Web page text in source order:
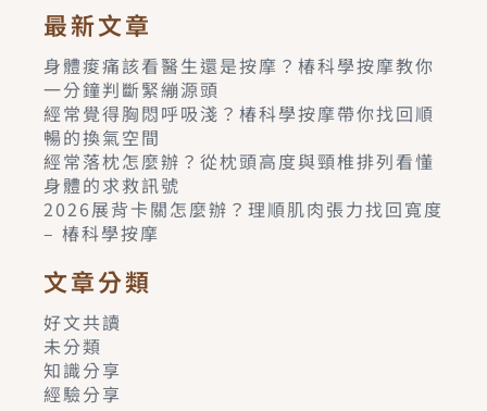
最新文章
身體痠痛該看醫生還是按摩？椿科學按摩教你
一分鐘判斷緊繃源頭
經常覺得胸悶呼吸淺？椿科學按摩帶你找回順
暢的換氣空間
經常落枕怎麼辦？從枕頭高度與頸椎排列看懂
身體的求救訊號
2026展背卡關怎麼辦？理順肌肉張力找回寬度
– 椿科學按摩
文章分類
好文共讀
未分類
知識分享
經驗分享